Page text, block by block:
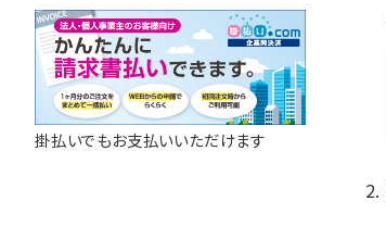
掛払いでもお支払いいただけます